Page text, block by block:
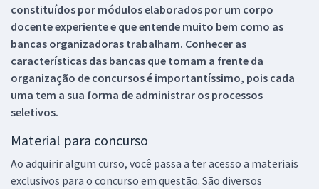
constituídos por módulos elaborados por um corpo
docente experiente e que entende muito bem como as
bancas organizadoras trabalham. Conhecer as
características das bancas que tomam a frente da
organização de concursos é importantíssimo, pois cada
uma tem a sua forma de administrar os processos
seletivos.
Material para concurso
Ao adquirir algum curso, você passa a ter acesso a materiais
exclusivos para o concurso em questão. São diversos